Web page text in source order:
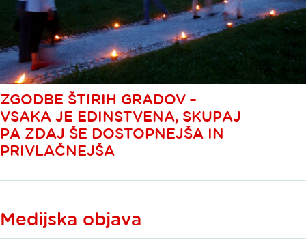
ZGODBE ŠTIRIH GRADOV –
VSAKA JE EDINSTVENA, SKUPAJ
PA ZDAJ ŠE DOSTOPNEJŠA IN
PRIVLAČNEJŠA
Medijska objava